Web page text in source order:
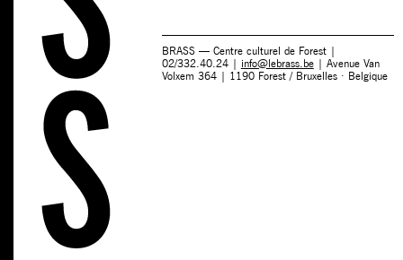
BRASS — Centre culturel de Forest |
02/332.40.24 | info@lebrass.be| Avenue Van
Volxem 364 | 1190 Forest / Bruxelles · Belgique